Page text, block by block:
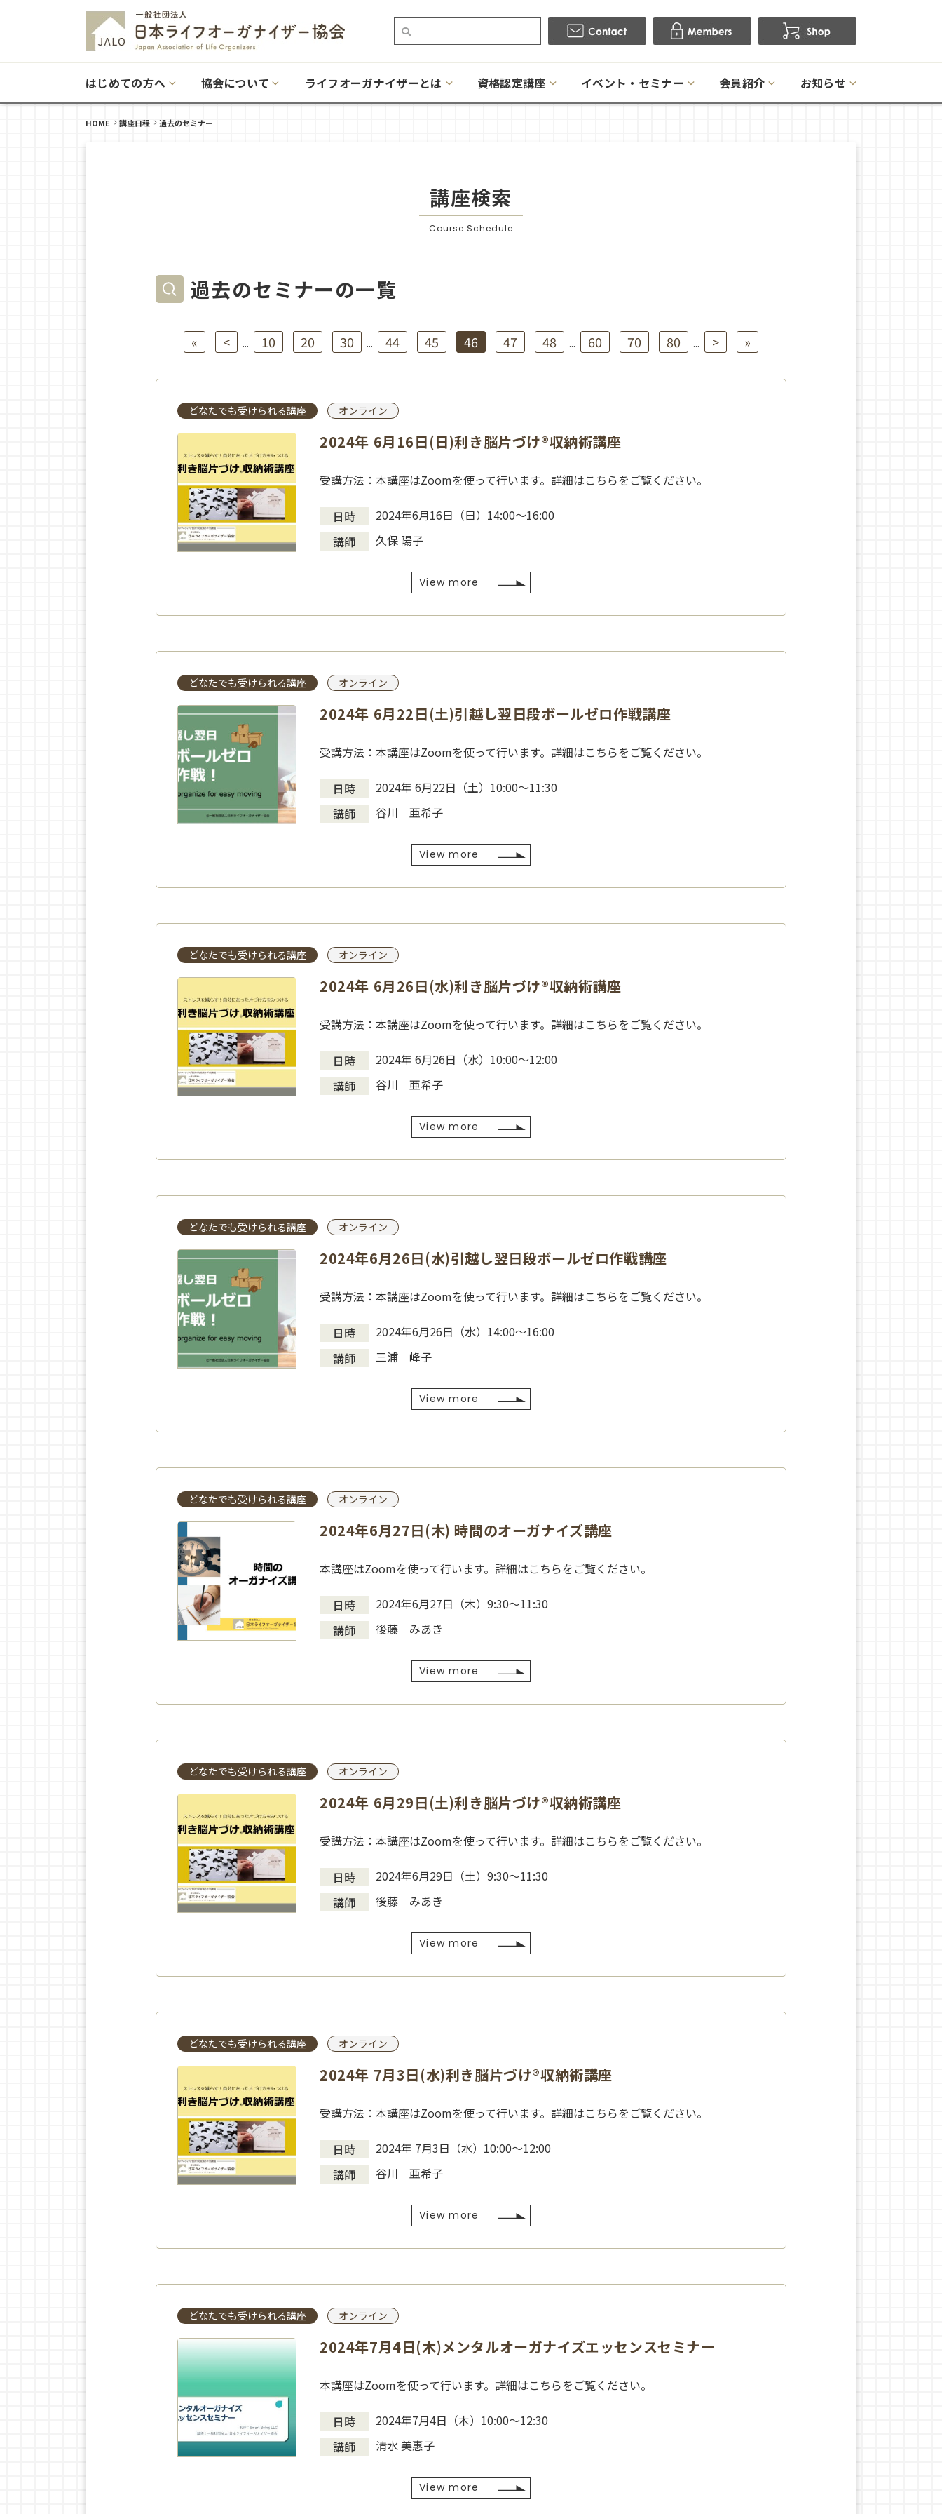
はじめての方へ 協会について ライフオーガナイザーとは 資格認定講座 イベント・セミナー 会員紹介 お知らせ
HOME 講座日程 過去のセミナー
講座検索
Course Schedule
過去のセミナーの一覧
« < ... 10 20 30 ... 44 45 46 47 48 ... 60 70 80 ... > »
どなたでも受けられる講座 オンライン
2024年 6月16日(日)利き脳片づけ®収納術講座
受講方法：本講座はZoomを使って行います。詳細はこちらをご覧ください。
日時
2024年6月16日（日）14:00～16:00
講師
久保 陽子
View more
どなたでも受けられる講座 オンライン
2024年 6月22日(土)引越し翌日段ボールゼロ作戦講座
受講方法：本講座はZoomを使って行います。詳細はこちらをご覧ください。
日時
2024年 6月22日（土）10:00～11:30
講師
谷川 亜希子
View more
どなたでも受けられる講座 オンライン
2024年 6月26日(水)利き脳片づけ®収納術講座
受講方法：本講座はZoomを使って行います。詳細はこちらをご覧ください。
日時
2024年 6月26日（水）10:00～12:00
講師
谷川 亜希子
View more
どなたでも受けられる講座 オンライン
2024年6月26日(水)引越し翌日段ボールゼロ作戦講座
受講方法：本講座はZoomを使って行います。詳細はこちらをご覧ください。
日時
2024年6月26日（水）14:00〜16:00
講師
三浦 峰子
View more
どなたでも受けられる講座 オンライン
2024年6月27日(木) 時間のオーガナイズ講座
本講座はZoomを使って行います。詳細はこちらをご覧ください。
日時
2024年6月27日（木）9:30～11:30
講師
後藤 みあき
View more
どなたでも受けられる講座 オンライン
2024年 6月29日(土)利き脳片づけ®収納術講座
受講方法：本講座はZoomを使って行います。詳細はこちらをご覧ください。
日時
2024年6月29日（土）9:30～11:30
講師
後藤 みあき
View more
どなたでも受けられる講座 オンライン
2024年 7月3日(水)利き脳片づけ®収納術講座
受講方法：本講座はZoomを使って行います。詳細はこちらをご覧ください。
日時
2024年 7月3日（水）10:00～12:00
講師
谷川 亜希子
View more
どなたでも受けられる講座 オンライン
2024年7月4日(木)メンタルオーガナイズエッセンスセミナー
本講座はZoomを使って行います。詳細はこちらをご覧ください。
日時
2024年7月4日（木）10:00～12:30
講師
清水 美惠子
View more